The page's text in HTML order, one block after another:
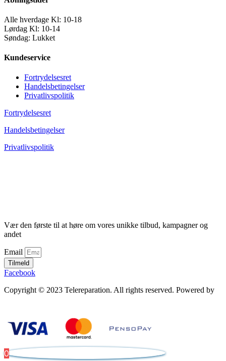
Alle hverdage Kl: 10-18
Lørdag Kl: 10-14
Søndag: Lukket
Kundeservice
Fortrydelsesret
Handelsbetingelser
Privatlivspolitik
Fortrydelsesret
Handelsbetingelser
Privatlivspolitik
Vær den første til at høre om vores unikke tilbud, kampagner og
andet
Email
Tilmeld
Facebook
Copyright © 2023 Telereparation. All rights reserved. Powered by
0